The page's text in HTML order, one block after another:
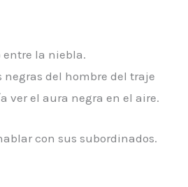
entre la niebla.
negras del hombre del traje
ver el aura negra en el aire.
con sus subordinados.